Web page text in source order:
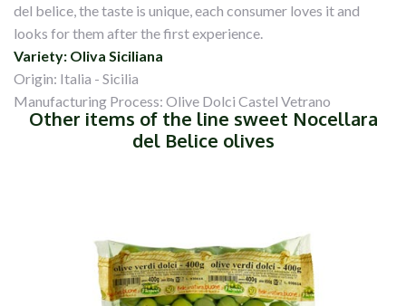
del belice, the taste is unique, each consumer loves it and
looks for them after the first experience.
Variety: Oliva Siciliana
Origin: Italia - Sicilia
Manufacturing Process: Olive Dolci Castel Vetrano
Other items of the line sweet Nocellara
del Belice olives